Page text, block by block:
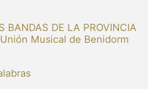
BANDAS DE LA PROVINCIA
Musical de Benidorm